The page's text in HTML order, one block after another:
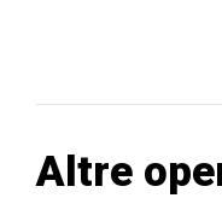
Altre